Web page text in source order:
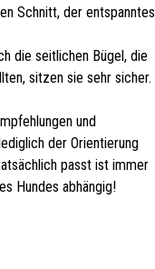
Schnitt, der entspanntes
die seitlichen Bügel, die
sitzen sie sehr sicher.
und
der Orientierung
passt ist immer
Hundes abhängig!